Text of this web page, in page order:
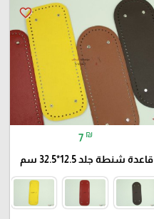
favorite_border
7 ₪
قاعدة شنطة جلد 12.5*32.5 سم